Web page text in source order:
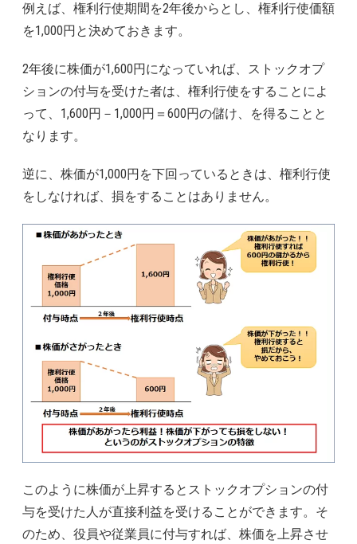
例えば、権利行使期間を2年後からとし、権利行使価額
を1,000円と決めておきます。
2年後に株価が1,600円になっていれば、ストックオプ
ションの付与を受けた者は、権利行使をすることによ
って、1,600円－1,000円＝600円の儲け、を得ることと
なります。
逆に、株価が1,000円を下回っているときは、権利行使
をしなければ、損をすることはありません。
このように株価が上昇するとストックオプションの付
与を受けた人が直接利益を受けることができます。そ
のため、役員や従業員に付与すれば、株価を上昇させ